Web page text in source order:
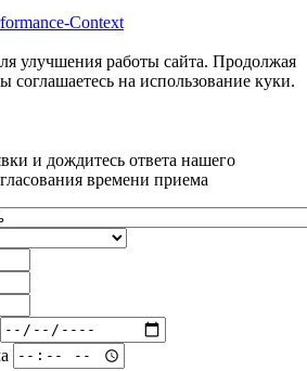
Context
улучшения работы сайта. Продолжая
соглашаетесь на использование куки.
и дождитесь ответа нашего
времени приема